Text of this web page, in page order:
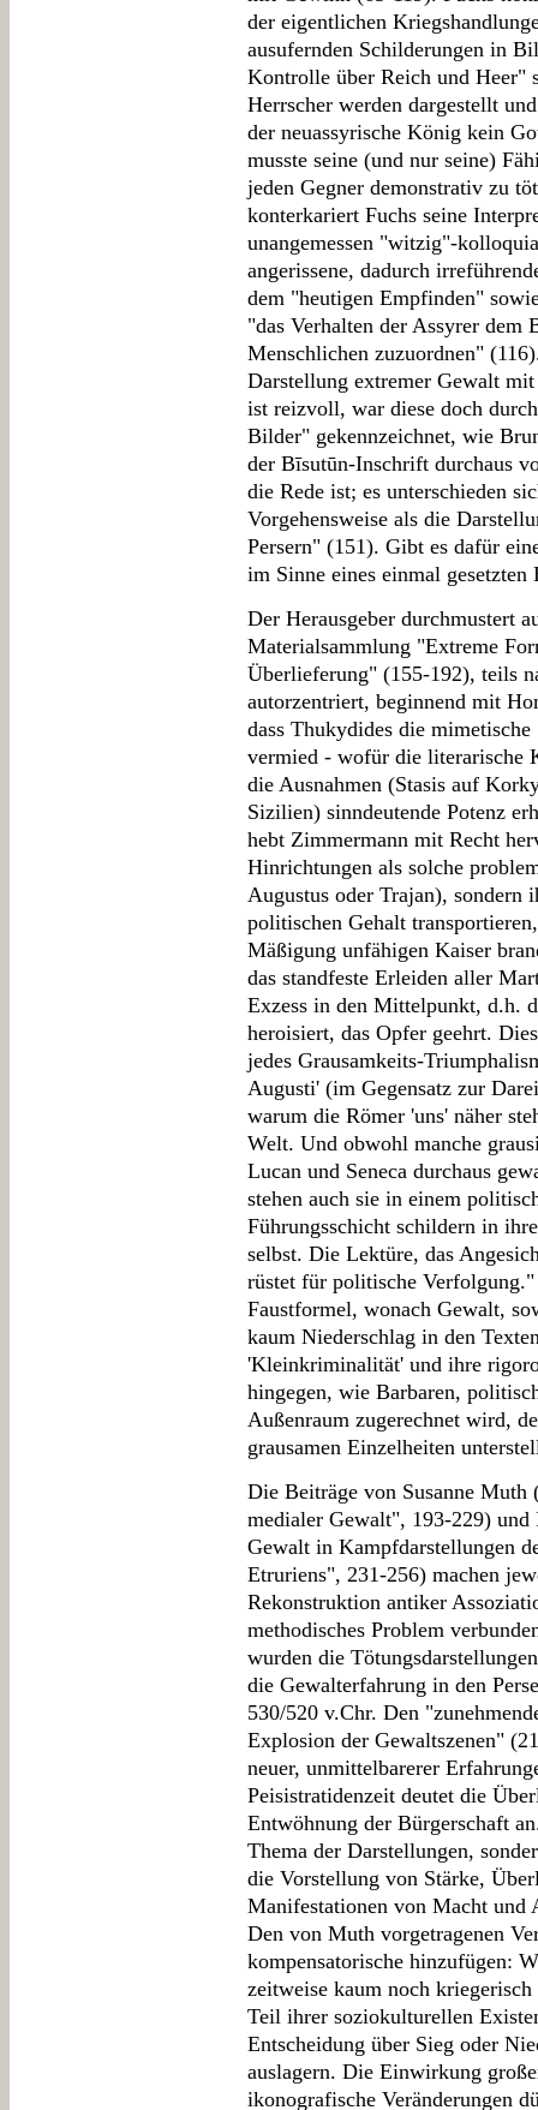
der eigentlichen
ausufernden Schilderungen in
Kontrolle über Reich und Heer"
Herrscher werden dargestellt
der neuassyrische König kein
musste seine (und nur seine)
jeden Gegner demonstrativ zu
konterkariert Fuchs seine
unangemessen "witzig"-
angerissene, dadurch
dem "heutigen Empfinden"
"das Verhalten der Assyrer dem
Menschlichen zuzuordnen"
Darstellung extremer Gewalt
ist reizvoll, war diese doch
Bilder" gekennzeichnet, wie
der Bīsutūn-Inschrift durchaus
die Rede ist; es unterschieden
Vorgehensweise als die
Persern" (151). Gibt es dafür
im Sinne eines einmal gesetzten
Der Herausgeber durchmustert
Materialsammlung "Extreme
Überlieferung" (155-192), teils
autorzentriert, beginnend mit
dass Thukydides die
vermied - wofür die literarische
die Ausnahmen (Stasis auf
Sizilien) sinndeutende Potenz
hebt Zimmermann mit Recht
Hinrichtungen als solche
Augustus oder Trajan), sondern
politischen Gehalt
Mäßigung unfähigen Kaiser
das standfeste Erleiden aller
Exzess in den Mittelpunkt, d.h.
heroisiert, das Opfer geehrt.
jedes Grausamkeits-
Augusti' (im Gegensatz zur
warum die Römer 'uns' näher
Welt. Und obwohl manche
Lucan und Seneca durchaus
stehen auch sie in einem
Führungsschicht schildern in
selbst. Die Lektüre, das
rüstet für politische
Faustformel, wonach Gewalt,
kaum Niederschlag in den
'Kleinkriminalität' und ihre
hingegen, wie Barbaren,
Außenraum zugerechnet wird,
grausamen Einzelheiten
Die Beiträge von Susanne
medialer Gewalt", 193-229)
Gewalt in Kampfdarstellungen
Etruriens", 231-256) machen
Rekonstruktion antiker
methodisches Problem
wurden die
die Gewalterfahrung in den
530/520 v.Chr. Den
Explosion der Gewaltszenen"
neuer, unmittelbarerer
Peisistratidenzeit deutet die
Entwöhnung der Bürgerschaft
Thema der Darstellungen,
die Vorstellung von Stärke,
Manifestationen von Macht und
Den von Muth vorgetragenen
kompensatorische hinzufügen:
zeitweise kaum noch
Teil ihrer soziokulturellen
Entscheidung über Sieg oder
auslagern. Die Einwirkung
ikonografische Veränderungen